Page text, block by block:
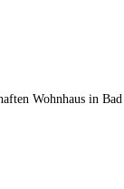
Wohnhaus in